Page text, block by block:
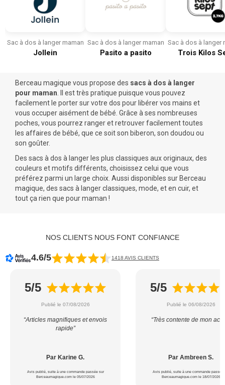
Sac à dos à langer maman
Jollein
Sac à dos à langer maman
Pasito a pasito
Sac à dos à langer
Trois Kilos
Berceau magique vous propose des sacs à dos à langer
pour maman. Il est très pratique puisque vous pouvez
facilement le porter sur votre dos pour libérer vos mains et
vous occuper aisément de bébé. Grâce à ses nombreuses
poches, vous pourrez ranger et retrouver facilement toutes
les affaires de bébé, que ce soit son biberon, son doudou ou
son goûter.
Des sacs à dos à langer les plus classiques aux originaux, des
couleurs et motifs différents, choisissez celui que vous
préférez parmi un large choix. Aussi disponibles sur Berceau
magique, des sacs à langer classiques, mode, et en cuir, et
tout ça rien que pour maman !
NOS CLIENTS NOUS FONT CONFIANCE
4.6/5 1418 AVIS CLIENTS
5/5
Publié le 07/08/2026
“Articles magnifiques et envois
rapide”
Par Karine G.
Avis publié, suite à une commande passée sur
Berceaumagique.com le 05/07/2026
5/5
Publié le 06/08/2026
“Très contente de mon
Par Ambreen S.
Avis publié, suite à une commande passée
Berceaumagique.com le 18/07/2026